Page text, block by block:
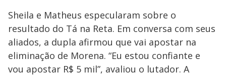
Sheila e Matheus especularam sobre o
resultado do Tá na Reta. Em conversa com seus
aliados, a dupla afirmou que vai apostar na
eliminação de Morena. “Eu estou confiante e
vou apostar R$ 5 mil”, avaliou o lutador. A